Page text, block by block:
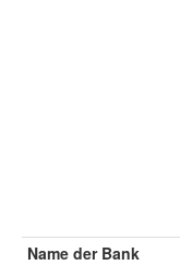
Name der Bank